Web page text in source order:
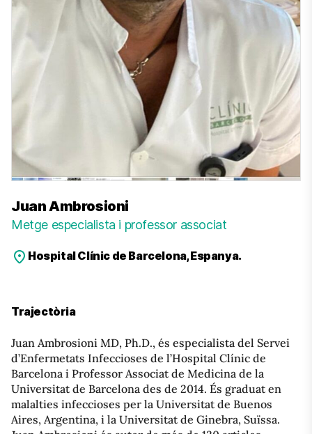
Juan Ambrosioni
Metge especialista i professor associat
Hospital Clínic de Barcelona, Espanya.
Trajectòria
Juan Ambrosioni MD, Ph.D., és especialista del Servei
d’Enfermetats Infeccioses de l’Hospital Clínic de
Barcelona i Professor Associat de Medicina de la
Universitat de Barcelona des de 2014. És graduat en
malalties infeccioses per la Universitat de Buenos
Aires, Argentina, i la Universitat de Ginebra, Suïssa.